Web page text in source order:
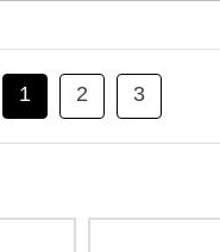
1 2 3